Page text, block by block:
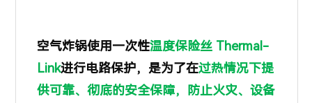
空气炸锅使用一次性温度保险丝 Thermal-
Link进行电路保护， 是为了在过热情况下提
供可靠、彻底的安全保障，防止火灾、设备